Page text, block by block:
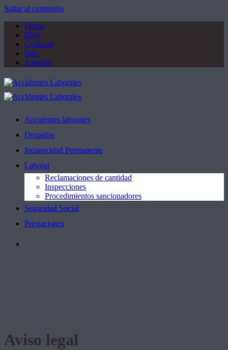
Saltar al contenido
Firma
Blog
Contacto
Jaén
Almería
Accidentes laborales
Despidos
Incapacidad Permanente
Laboral
Reclamaciones de cantidad
Inspecciones
Procedimientos sancionadores
Seguridad Social
Prestaciones
Aviso legal